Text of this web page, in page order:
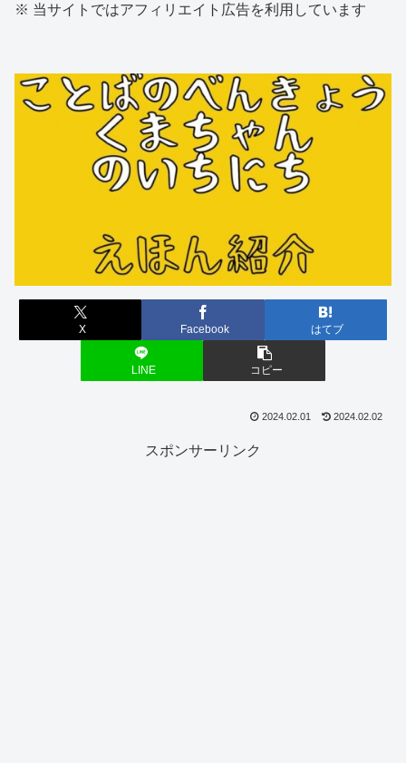
※ 当サイトではアフィリエイト広告を利用しています
X Facebook はてブ
LINE コピー
2024.02.01 2024.02.02
スポンサーリンク